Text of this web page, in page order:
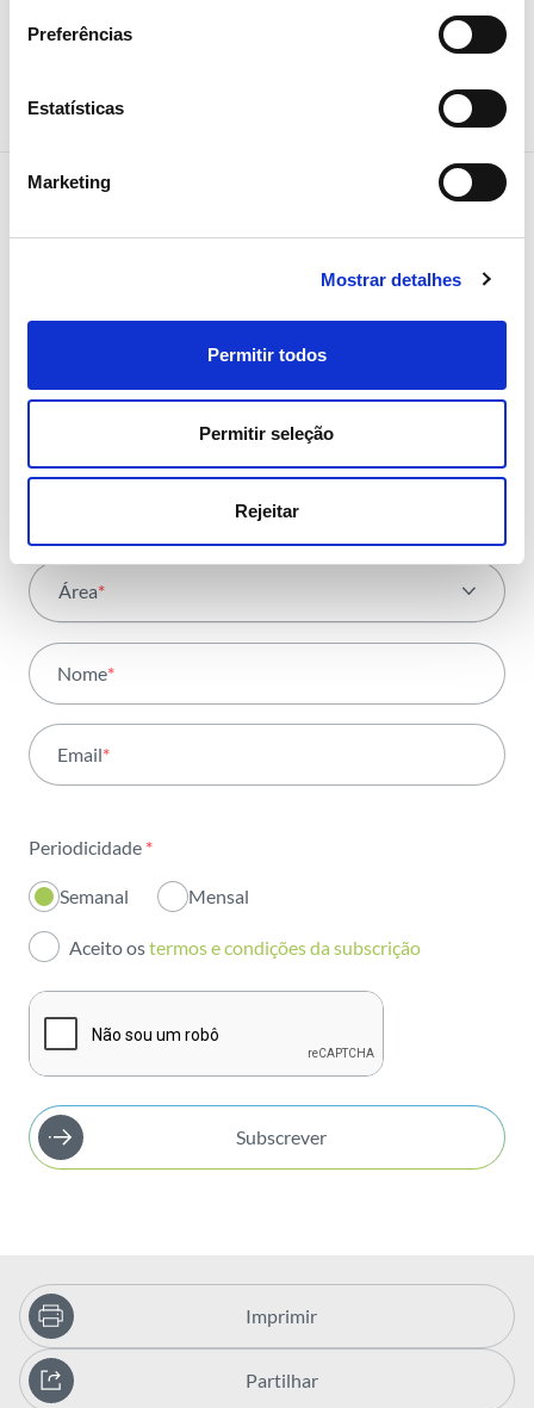
Preferências
Estatísticas
Marketing
Mostrar detalhes
Permitir todos
Permitir seleção
Rejeitar
tendências e notícias que
partilhamos
com toda a energia
Área*
Atividade
Institucional
Inovação
Investidores
Publicações
Nome*
Email*
Periodicidade *
Semanal Mensal
Aceito ostermos e condições da subscrição
Subscrever
Imprimir
Partilhar